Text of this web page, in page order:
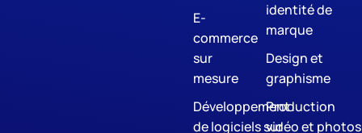
E-
commerce
sur
mesure
Développement
de logiciels sur
identité de
marque
Design et
graphisme
Production
vidéo et photos